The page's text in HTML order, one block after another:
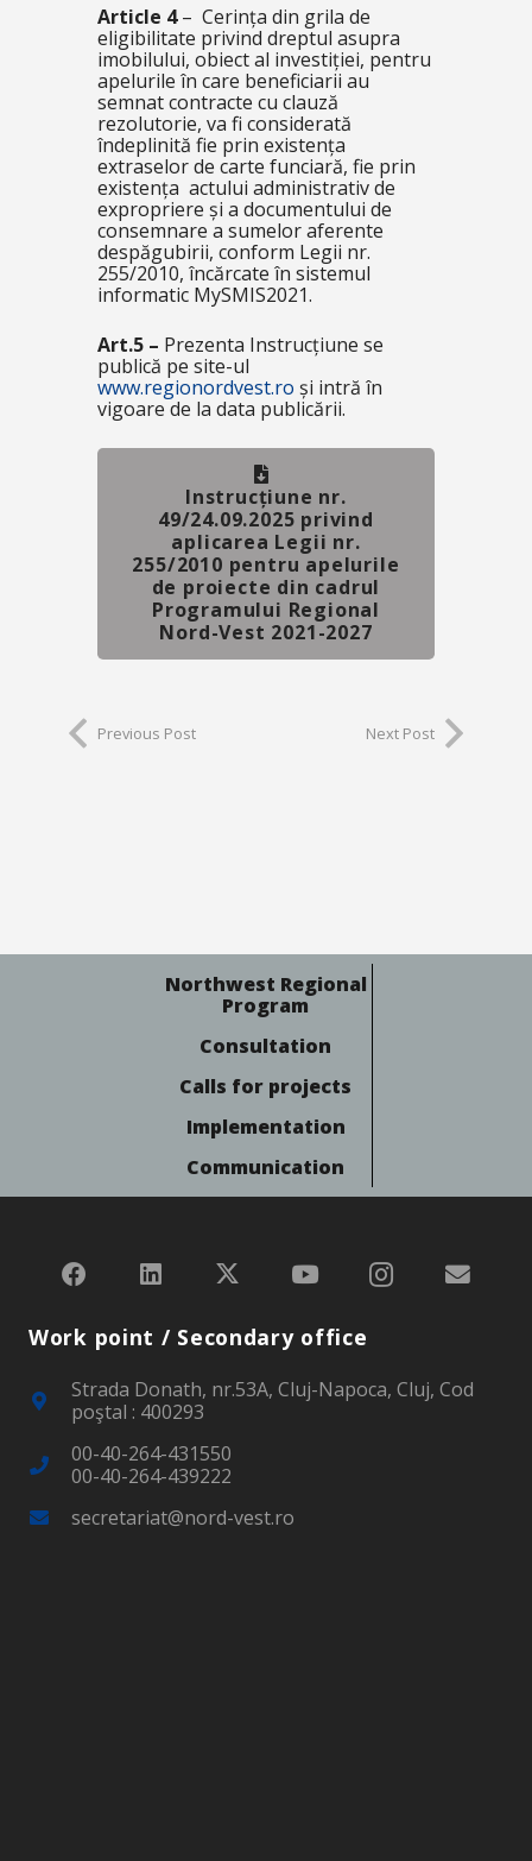
Article 4– Cerința din grila de
eligibilitate privind dreptul asupra
imobilului, obiect al investiției, pentru
apelurile în care beneficiarii au
semnat contracte cu clauză
rezolutorie, va fi considerată
îndeplinită fie prin existența
extraselor de carte funciară, fie prin
existența actului administrativ de
expropriere și a documentului de
consemnare a sumelor aferente
despăgubirii, conform Legii nr.
255/2010, încărcate în sistemul
informatic MySMIS2021.
Art.5 – Prezenta Instrucțiune se
publică pe site-ul
www.regionordvest.ro și intră în
vigoare de la data publicării.
Instrucțiune nr.
49/24.09.2025 privind
aplicarea Legii nr.
255/2010 pentru apelurile
de proiecte din cadrul
Programului Regional
Nord-Vest 2021-2027
Previous Post Next Post
Northwest Regional
Program
Consultation
Calls for projects
Implementation
Communication
Work point / Secondary office
Strada Donath, nr.53A, Cluj-Napoca, Cluj, Cod
poştal : 400293
00-40-264-431550
00-40-264-439222
secretariat@nord-vest.ro